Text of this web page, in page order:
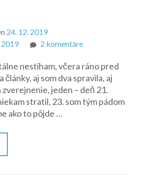
24. 12. 2019
2 komentárena
adventný
deň:
Rodinná
pohoda
nestíham, včera ráno pred
aj som dva spravila, aj
jeden – deň 21.
stratil, 23. som tým pádom
ako to pôjde …